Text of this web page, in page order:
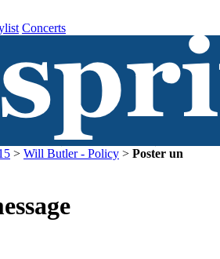
Concerts
> Will Butler - Policy > Poster un